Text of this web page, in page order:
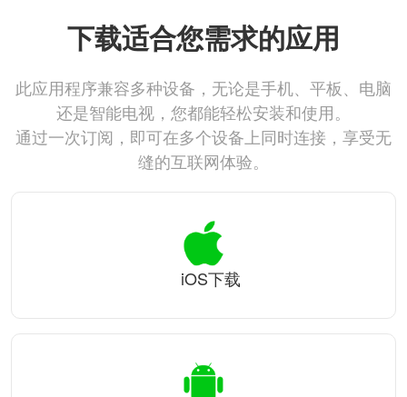
下载适合您需求的应用
此应用程序兼容多种设备，无论是手机、平板、电脑
还是智能电视，您都能轻松安装和使用。
通过一次订阅，即可在多个设备上同时连接，享受无
缝的互联网体验。
iOS下载